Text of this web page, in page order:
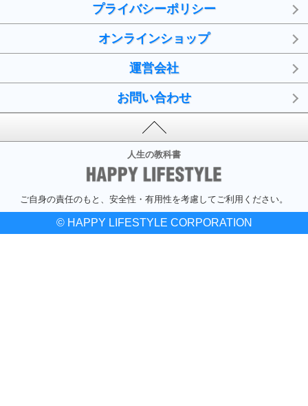
プライバシーポリシー
オンラインショップ
運営会社
お問い合わせ
人生の教科書
ご自身の責任のもと、安全性・有用性を考慮してご利用ください。
© HAPPY LIFESTYLE CORPORATION